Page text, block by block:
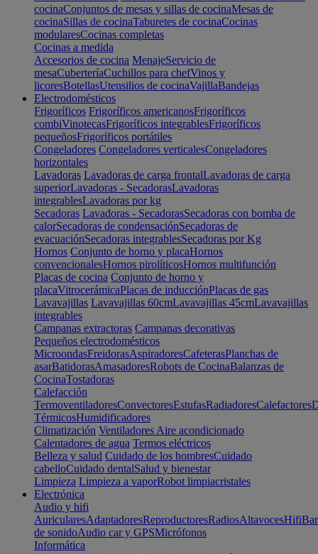
cocinaConjuntos de mesas y sillas de cocinaMesas de
cocinaSillas de cocinaTaburetes de cocinaCocinas
modularesCocinas completas
Cocinas a medida
Accesorios de cocina MenajeServicio de
mesaCuberteríaCuchillos para chefVinos y
licoresBotellasUtensilios de cocinaVajillaBandejas
Electrodomésticos
Frigoríficos Frigoríficos americanosFrigoríficos
combiVinotecasFrigoríficos integrablesFrigoríficos
pequeñosFrigoríficos portátiles
Congeladores Congeladores verticalesCongeladores
horizontales
Lavadoras Lavadoras de carga frontalLavadoras de carga
superiorLavadoras - SecadorasLavadoras
integrablesLavadoras por kg
Secadoras Lavadoras - SecadorasSecadoras con bomba de
calorSecadoras de condensaciónSecadoras de
evacuaciónSecadoras integrablesSecadoras por Kg
Hornos Conjunto de horno y placaHornos
convencionalesHornos pirolíticosHornos multifunción
Placas de cocina Conjunto de horno y
placaVitrocerámicaPlacas de inducciónPlacas de gas
Lavavajillas Lavavajillas 60cmLavavajillas 45cmLavavajillas
integrables
Campanas extractoras Campanas decorativas
Pequeños electrodomésticos
MicroondasFreidorasAspiradoresCafeterasPlanchas de
asarBatidorasAmasadoresRobots de CocinaBalanzas de
CocinaTostadoras
Calefacción
TermoventiladoresConvectoresEstufasRadiadoresCalefactores
TérmicosHumidificadores
Climatización Ventiladores Aire acondicionado
Calentadores de agua Termos eléctricos
Belleza y salud Cuidado de los hombresCuidado
cabelloCuidado dentalSalud y bienestar
Limpieza Limpieza a vaporRobot limpiacristales
Electrónica
Audio y hifi
AuricularesAdaptadoresReproductoresRadiosAltavocesHifi
de sonidoAudio car y GPSMicrófonos
Informática